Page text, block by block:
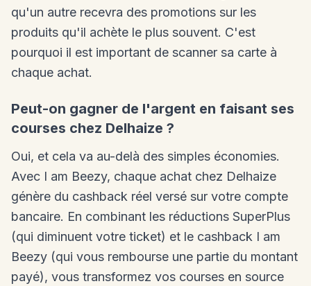
qu'un autre recevra des promotions sur les
produits qu'il achète le plus souvent. C'est
pourquoi il est important de scanner sa carte à
chaque achat.
Peut-on gagner de l'argent en faisant ses
courses chez Delhaize ?
Oui, et cela va au-delà des simples économies.
Avec I am Beezy, chaque achat chez Delhaize
génère du cashback réel versé sur votre compte
bancaire. En combinant les réductions SuperPlus
(qui diminuent votre ticket) et le cashback I am
Beezy (qui vous rembourse une partie du montant
payé), vous transformez vos courses en source